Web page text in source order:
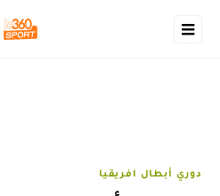
دوري أبطال افريقيا